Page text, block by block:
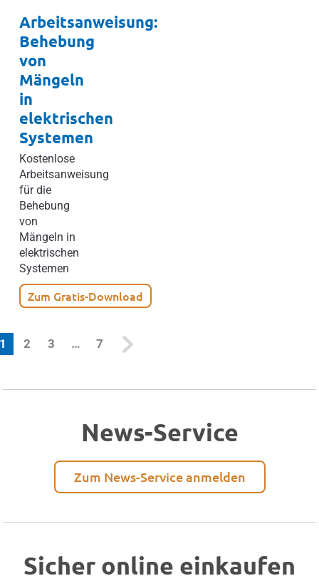
Arbeitsanweisung:
Behebung
von
Mängeln
in
elektrischen
Systemen
Kostenlose
Arbeitsanweisung
für die
Behebung
von
Mängeln in
elektrischen
Systemen
Zum Gratis-Download
1 (current)
2 3 … 7
News-Service
Zum News-Service anmelden
Sicher online einkaufen